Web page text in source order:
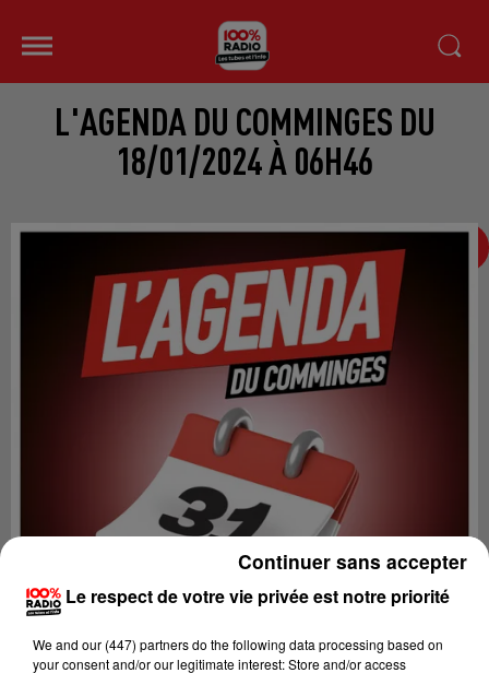
L'AGENDA DU COMMINGES DU
18/01/2024 À 06H46
Le respect de votre vie privée est notre priorité
We and our (447) partnersdo the following data processing based on
your consent and/or our legitimate interest: Store and/or access
Continuer sans accepter